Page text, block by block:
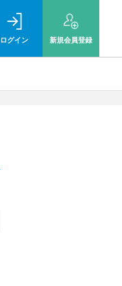
ログイン 新規会員登録